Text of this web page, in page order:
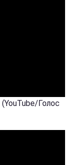
Голос